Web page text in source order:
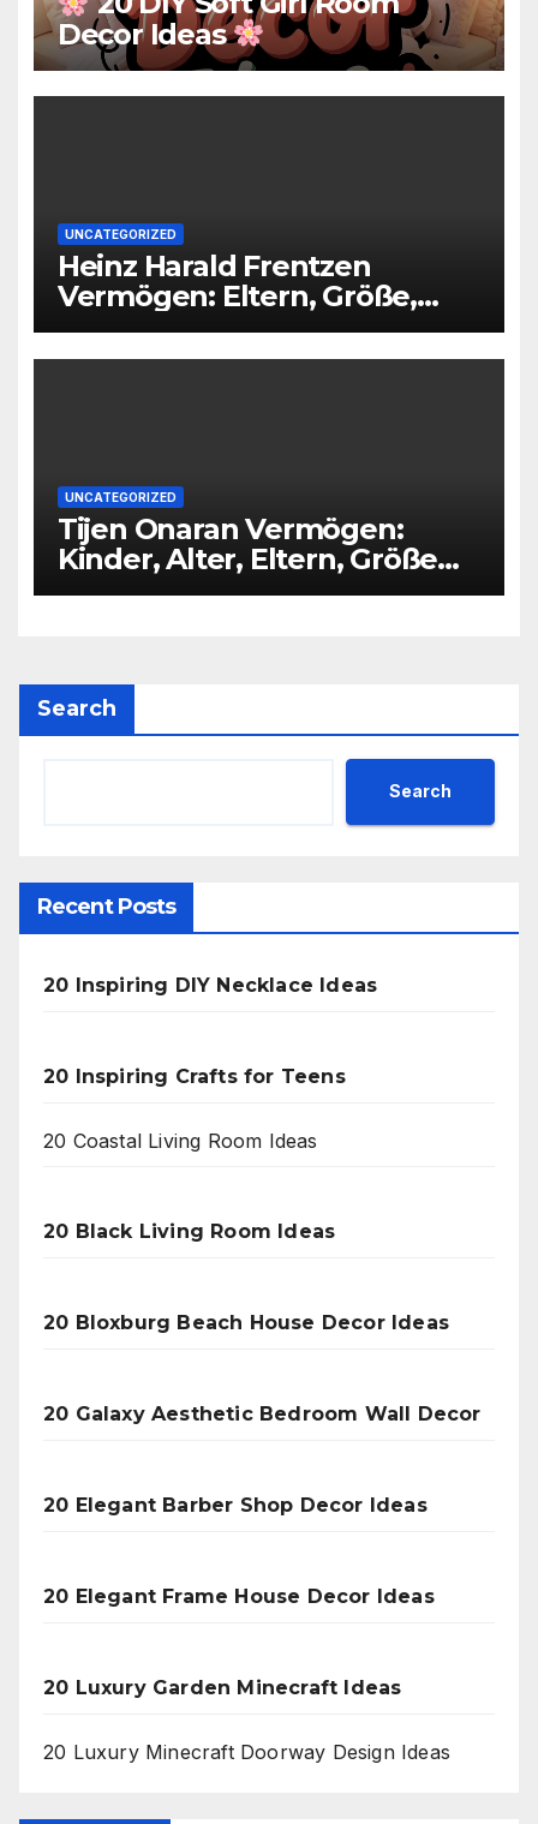
Decor Ideas
UNCATEGORIZED
Heinz Harald Frentzen
Vermögen: Eltern, Größe,
Partner, Alter
UNCATEGORIZED
Tijen Onaran Vermögen:
Kinder, Alter, Eltern, Größe
Partner
Search
Search
Recent Posts
20 Inspiring DIY Necklace Ideas
20 Inspiring Crafts for Teens
20 Coastal Living Room Ideas
20 Black Living Room Ideas
20 Bloxburg Beach House Decor Ideas
20 Galaxy Aesthetic Bedroom Wall Decor
20 Elegant Barber Shop Decor Ideas
20 Elegant Frame House Decor Ideas
20 Luxury Garden Minecraft Ideas
20 Luxury Minecraft Doorway Design Ideas